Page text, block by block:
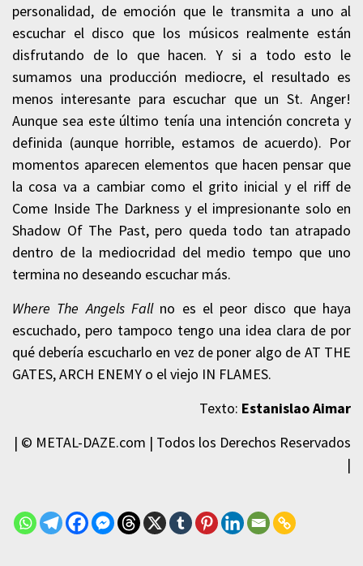
personalidad, de emoción que le transmita a uno al
escuchar el disco que los músicos realmente están
disfrutando de lo que hacen. Y si a todo esto le
sumamos una producción mediocre, el resultado es
menos interesante para escuchar que un St. Anger!
Aunque sea este último tenía una intención concreta y
definida (aunque horrible, estamos de acuerdo). Por
momentos aparecen elementos que hacen pensar que
la cosa va a cambiar como el grito inicial y el riff de
Come Inside The Darkness y el impresionante solo en
Shadow Of The Past, pero queda todo tan atrapado
dentro de la mediocridad del medio tempo que uno
termina no deseando escuchar más.
Where The Angels Fallno es el peor disco que haya
escuchado, pero tampoco tengo una idea clara de por
qué debería escucharlo en vez de poner algo de AT THE
GATES, ARCH ENEMY o el viejo IN FLAMES.
Texto: Estanislao Aimar
| © METAL-DAZE.com | Todos los Derechos Reservados
|